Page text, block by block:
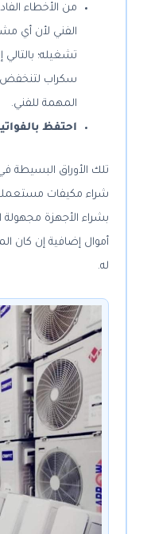
من الأخطاء
الفني لأن أي
تشغيله؛
سكراب لتنخفض
المهمة للفني.
احتفظ
تلك الأوراق البسيطة
بشراء الأجهزة
أموال إضافية إن كان
له.